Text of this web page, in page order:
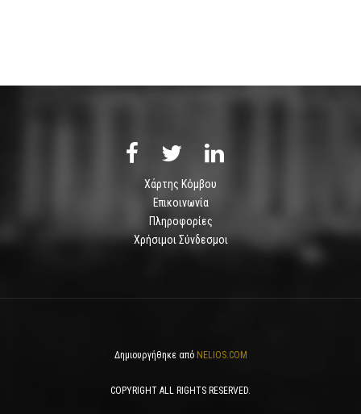
Χάρτης Κόμβου
Επικοινωνία
Πληροφορίες
Χρήσιμοι Σύνδεσμοι
Δημιουργήθηκε από NELIOS.COM
COPYRIGHT ALL RIGHTS RESERVED.